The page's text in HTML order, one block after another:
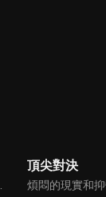
頂尖對決